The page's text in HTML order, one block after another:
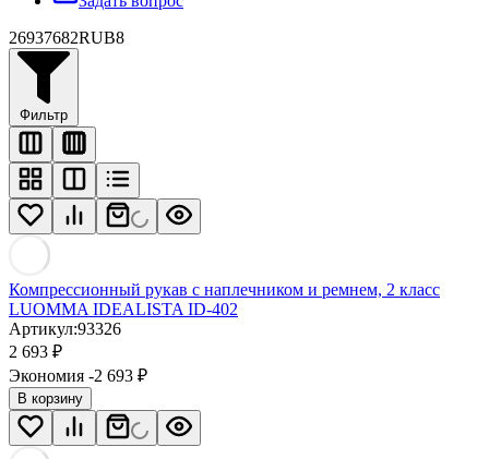
26937682RUB8
Фильтр
Компрессионный рукав с наплечником и ремнем, 2 класс
LUOMMA IDEALISTA ID-402
Артикул:93326
2 693 ₽
Экономия -2 693 ₽
В корзину